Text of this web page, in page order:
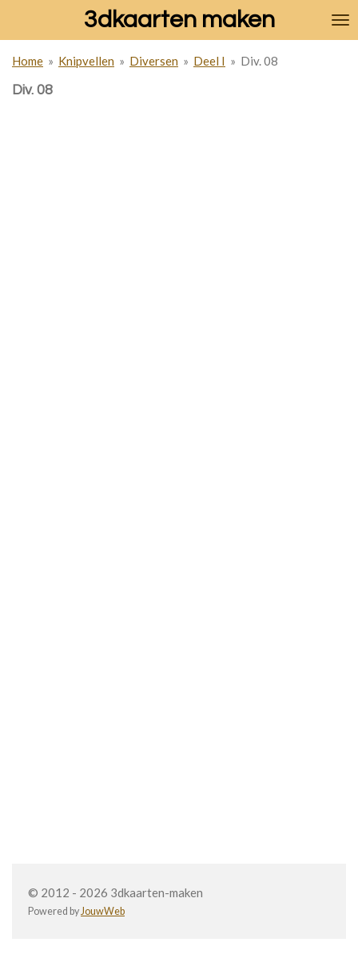
de
hoofdinhoud
3dkaarten maken
Home » Knipvellen » Diversen » Deel I » Div. 08
Div. 08
© 2012 - 2026 3dkaarten-maken
Powered by JouwWeb